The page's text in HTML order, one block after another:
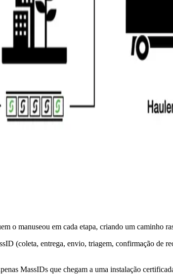
o manuseou em cada etapa, criando um caminho
(coleta, entrega, envio, triagem, confirmação de
MassIDs que chegam a uma instalação